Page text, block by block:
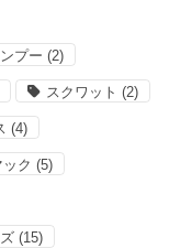
プー (2)
スクワット (2)
(4)
ック (5)
(15)